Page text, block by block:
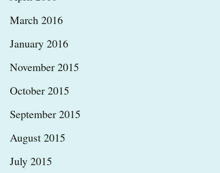
March 2016
January 2016
November 2015
October 2015
September 2015
August 2015
July 2015